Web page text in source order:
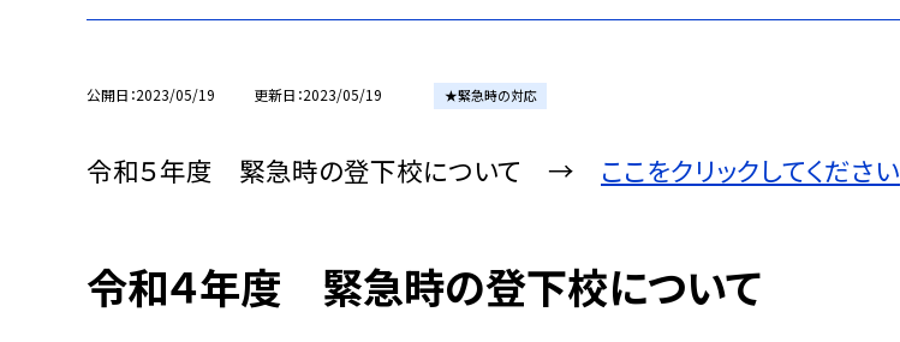
公開日 2023/05/19 更新日 2023/05/19 ★緊急時の対応
令和５年度 緊急時の登下校について → ここをクリックしてください
令和４年度 緊急時の登下校について